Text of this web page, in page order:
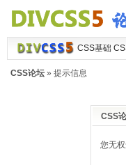
CSS基础
CSS论坛» 提示信息
CSS
您无